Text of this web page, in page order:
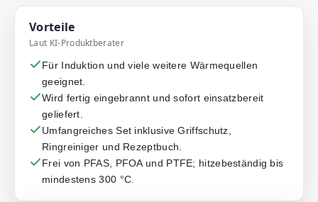
Vorteile
Laut KI-Produktberater
Für Induktion und viele weitere Wärmequellen
geeignet.
Wird fertig eingebrannt und sofort einsatzbereit
geliefert.
Umfangreiches Set inklusive Griffschutz,
Ringreiniger und Rezeptbuch.
Frei von PFAS, PFOA und PTFE; hitzebeständig bis
mindestens 300 °C.